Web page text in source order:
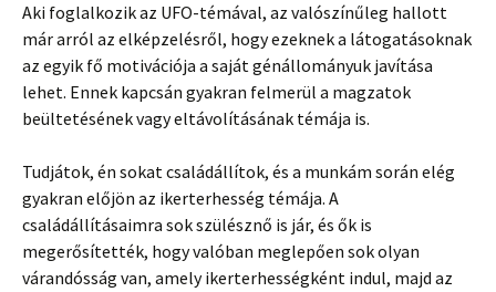
Aki foglalkozik az UFO-témával, az valószínűleg hallott
már arról az elképzelésről, hogy ezeknek a látogatásoknak
az egyik fő motivációja a saját génállományuk javítása
lehet. Ennek kapcsán gyakran felmerül a magzatok
beültetésének vagy eltávolításának témája is.
Tudjátok, én sokat családállítok, és a munkám során elég
gyakran előjön az ikerterhesség témája. A
családállításaimra sok szülésznő is jár, és ők is
megerősítették, hogy valóban meglepően sok olyan
várandósság van, amely ikerterhességként indul, majd az